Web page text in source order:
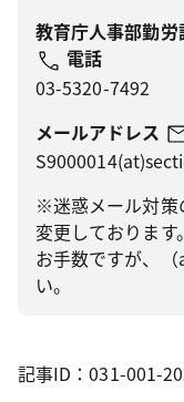
教育庁人事部勤
電話
03-5320-7492
メールアドレス
※迷惑メール対策
変更しております。
お手数ですが、
い。
記事ID：031-001-